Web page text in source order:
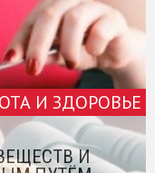
И ЗДОРОВЬЕ
И